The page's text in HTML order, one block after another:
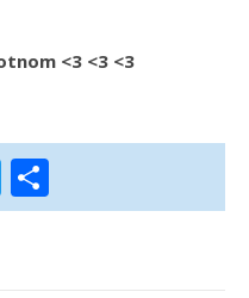
<3 <3 <3
Twitter